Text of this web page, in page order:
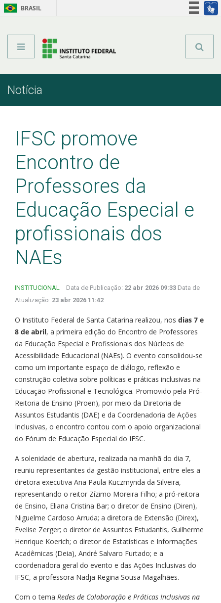
BRASIL
NotíciaInício
IFSC promove
Encontro de
Professores da
Educação Especial e
profissionais dos
NAEs
INSTITUCIONAL Data de Publicação: 22 abr 2026 09:33 Data de
Atualização: 23 abr 2026 11:42
O Instituto Federal de Santa Catarina realizou, nos dias 7 e
8 de abril, a primeira edição do Encontro de Professores
da Educação Especial e Profissionais dos Núcleos de
Acessibilidade Educacional (NAEs). O evento consolidou-se
como um importante espaço de diálogo, reflexão e
construção coletiva sobre políticas e práticas inclusivas na
Educação Profissional e Tecnológica. Promovido pela Pró-
Reitoria de Ensino (Proen), por meio da Diretoria de
Assuntos Estudantis (DAE) e da Coordenadoria de Ações
Inclusivas, o encontro contou com o apoio organizacional
do Fórum de Educação Especial do IFSC.
A solenidade de abertura, realizada na manhã do dia 7,
reuniu representantes da gestão institucional, entre eles a
diretora executiva Ana Paula Kuczmynda da Silveira,
representando o reitor Zízimo Moreira Filho; a pró-reitora
de Ensino, Eliana Cristina Bar; o diretor de Ensino (Diren),
Niguelme Cardoso Arruda; a diretora de Extensão (Direx),
Evelise Zerger; o diretor de Assuntos Estudantis, Guilherme
Henrique Koerich; o diretor de Estatísticas e Informações
Acadêmicas (Deia), André Salvaro Furtado; e a
coordenadora geral do evento e das Ações Inclusivas do
IFSC, a professora Nadja Regina Sousa Magalhães.
Com o tema Redes de Colaboração e Práticas Inclusivas na